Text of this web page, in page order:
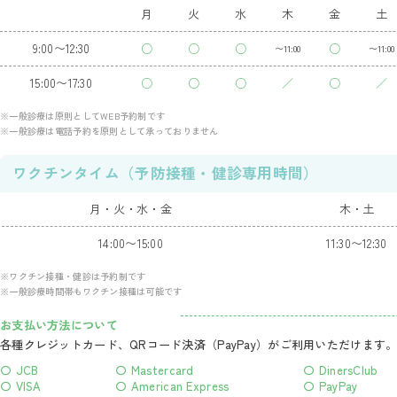
月 火 水 木 金 土
9:00〜12:30 ○ ○ ○ 〜11:00 ○ 〜11:00
15:00〜17:30 ○ ○ ○ ／ ○ ／
※一般診療は原則としてWEB予約制です
※一般診療は電話予約を原則として承っておりません
ワクチンタイム（予防接種・健診専用時間）
月・火・水・金 木・土
14:00〜15:00 11:30〜12:30
※ワクチン接種・健診は予約制です
※一般診療時間帯もワクチン接種は可能です
お支払い方法について
各種クレジットカード、QRコード決済（PayPay）がご利用いただけます。
〇 JCB
〇 Mastercard
〇 DinersClub
〇 VISA
〇 American Express 〇 PayPay